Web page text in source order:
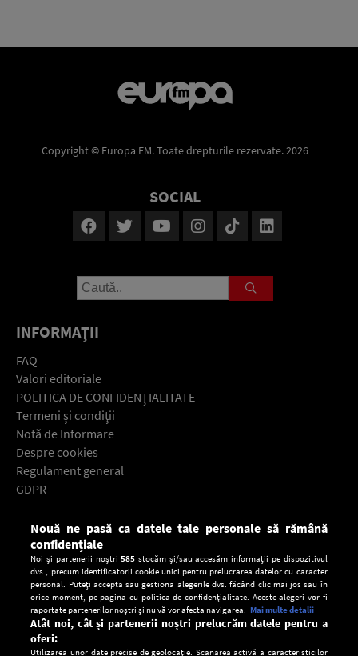
Copyright © Europa FM. Toate drepturile rezervate. 2026
SOCIAL
INFORMAŢII
FAQ
Valori editoriale
POLITICA DE CONFIDENŢIALITATE
Termeni şi condiţii
Notă de Informare
Despre cookies
Regulament general
GDPR
Descarcă gratuit aplicaţia Europa FM pentru smartphone:
Nouă ne pasă ca datele tale personale să rămână
confidențiale
Noi și partenerii noștri585 stocăm și/sau accesăm informații pe dispozitivul
dvs., precum identificatorii cookie unici pentru prelucrarea datelor cu caracter
personal. Puteți accepta sau gestiona alegerile dvs. făcând clic mai jos sau în
orice moment, pe pagina cu politica de confidențialitate. Aceste alegeri vor fi
raportate partenerilor noștri și nu vă vor afecta navigarea. Mai multe detalii
Atât noi, cât și partenerii noștri prelucrăm datele pentru a
oferi:
Utilizarea unor date precise de geolocație. Scanarea activă a caracteristicilor